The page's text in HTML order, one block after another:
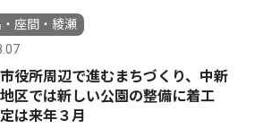
座間・綾瀬
役所周辺で進むまちづくり、中新
区では新しい公園の整備に着工
は来年３月